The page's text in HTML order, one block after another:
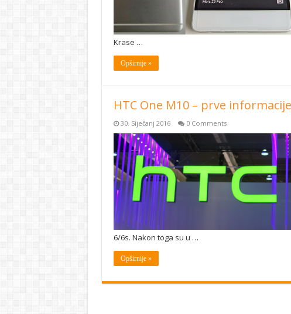
Krase …
Opširnije »
HTC One M10 – prve informacije
30. Siječanj 2016 0 Comments
6/6s. Nakon toga su u …
Opširnije »